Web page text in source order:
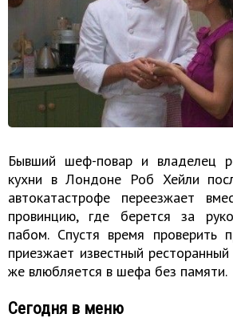
Бывший шеф-повар и владелец
кухни в Лондоне Роб Хейли
автокатастрофе переезжает
провинцию, где берется за
пабом. Спустя время проверить
приезжает известный
же влюбляется в шефа без памяти.
Сегодня в меню